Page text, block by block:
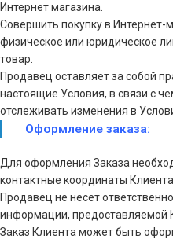
Интернет магазина.
Совершить покупку в
физическое или юридическое
товар.
Продавец оставляет за собой
настоящие Условия, в связи с
отслеживать изменения в
Оформление заказа:
Для оформления Заказа
контактные координаты
Продавец не несет
информации, предоставляемой
Заказ Клиента может быть